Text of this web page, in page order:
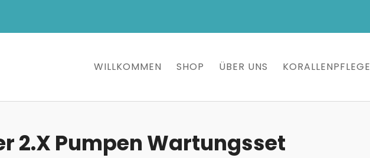
WILLKOMMEN SHOP ÜBER UNS KORALLENPFLEGE
2.X Pumpen Wartungsset